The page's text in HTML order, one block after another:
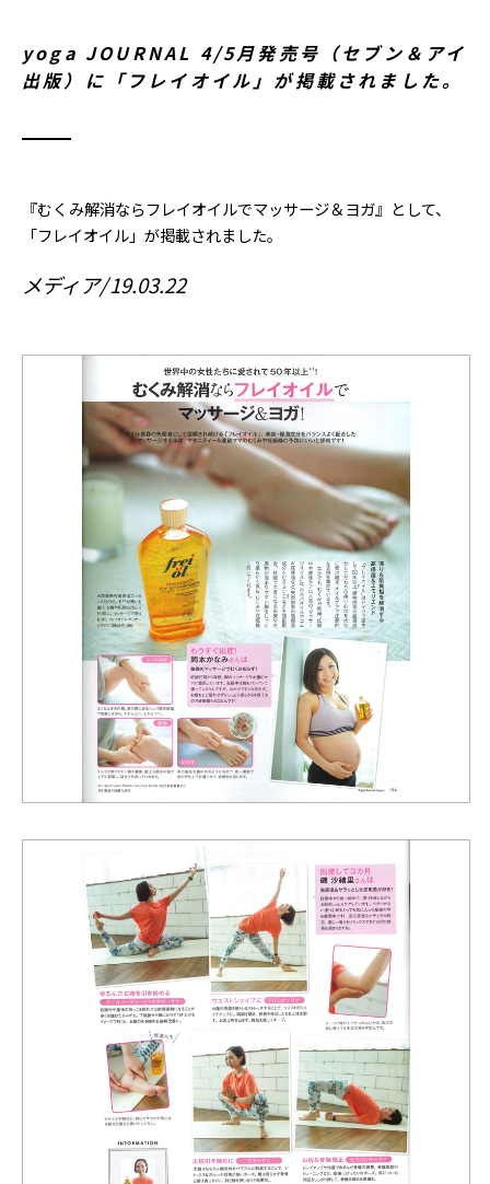
yoga JOURNAL 4/5月発売号（セブン＆アイ
出版）に「フレイオイル」が掲載されました。
『むくみ解消ならフレイオイルでマッサージ＆ヨガ』として、
「フレイオイル」が掲載されました。
メディア 19.03.22